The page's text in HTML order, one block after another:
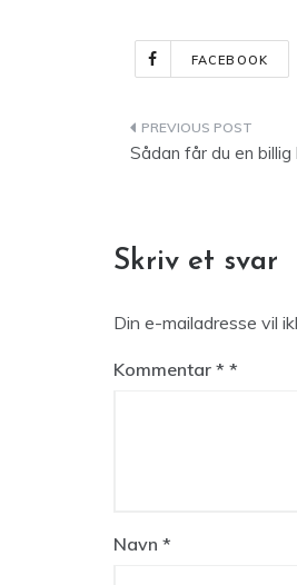
FACEBOOK
Sådan får du en
Skriv et svar
Din e-mailadresse vil
Kommentar *
Navn *